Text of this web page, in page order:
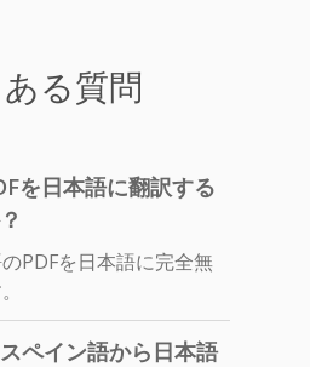
る質問
を日本語に翻訳する
PDFを日本語に完全無
ペイン語から日本語